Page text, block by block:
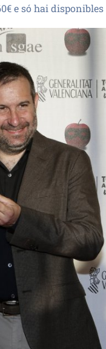
e só hai disponibles